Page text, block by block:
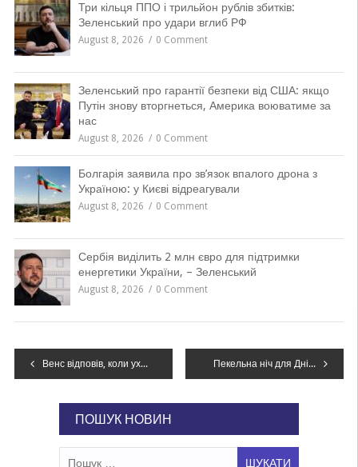
Три кільця ППО і трильйон рублів збитків:
Зеленський про удари вглиб РФ
August 8, 2026 0 Comment
Зеленський про гарантії безпеки від США: якщо
Путін знову вторгнеться, Америка воюватиме за
нас
August 8, 2026 0 Comment
Болгарія заявила про зв’язок впалого дрона з
Україною: у Києві відреагували
August 8, 2026 0 Comment
Сербія виділить 2 млн євро для підтримки
енергетики України, – Зеленський
August 8, 2026 0 Comment
Навігація
Венс відповів, коли ухвалить рішення про можливу участь у виборах президента США Пекельна ніч для Дніпра: вибухи, «шахеди» і загроза ракетного удару
ПОШУК НОВИН